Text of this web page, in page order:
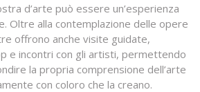
d’arte può essere un’esperienza
Oltre alla contemplazione delle opere
offrono anche visite guidate,
e incontri con gli artisti, permettendo
la propria comprensione dell’arte
con coloro che la creano.